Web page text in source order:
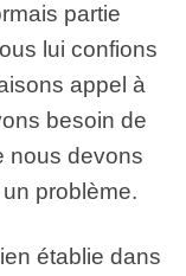
partie
lui confions
appel à
besoin de
nous devons
problème.
établie dans